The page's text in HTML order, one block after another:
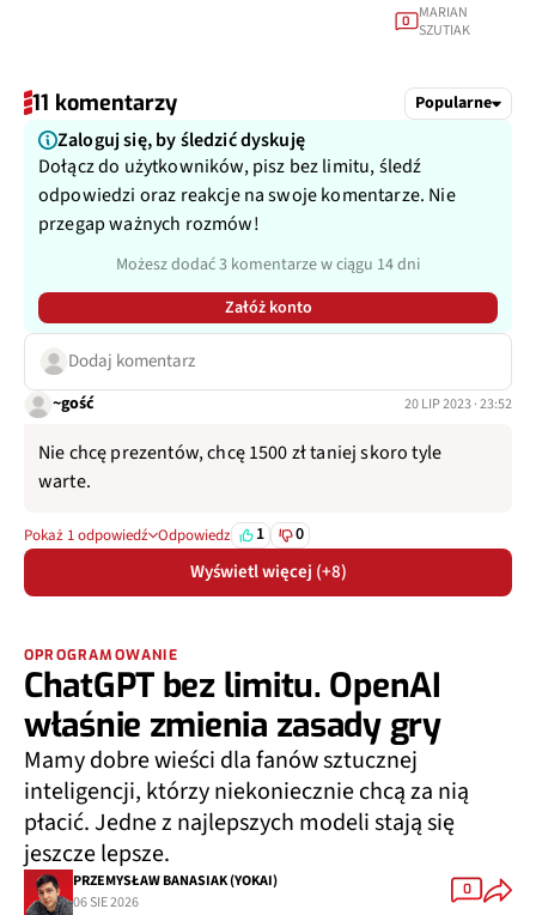
0 MARIAN
SZUTIAK
11 komentarzy Popularne
Zaloguj się, by śledzić dyskuję
Dołącz do użytkowników, pisz bez limitu, śledź
odpowiedzi oraz reakcje na swoje komentarze. Nie
przegap ważnych rozmów!
Możesz dodać 3 komentarze w ciągu 14 dni
Załóż konto
Dodaj komentarz
~gość 20 LIP 2023 · 23:52
Nie chcę prezentów, chcę 1500 zł taniej skoro tyle
warte.
Pokaż 1 odpowiedź Odpowiedz 1 0
Wyświetl więcej (+8)
OPROGRAMOWANIE
ChatGPT bez limitu. OpenAI
właśnie zmienia zasady gry
Mamy dobre wieści dla fanów sztucznej
inteligencji, którzy niekoniecznie chcą za nią
płacić. Jedne z najlepszych modeli stają się
jeszcze lepsze.
PRZEMYSŁAW BANASIAK (YOKAI)
06 SIE 2026
0